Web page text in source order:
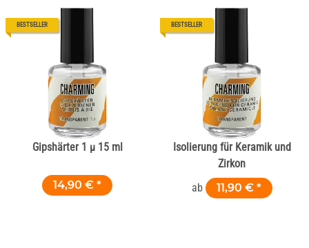
BESTSELLER
Gipshärter 1 µ 15 ml
14,90 € *
BESTSELLER
Isolierung für Keramik und
Zirkon
ab
11,90 € *